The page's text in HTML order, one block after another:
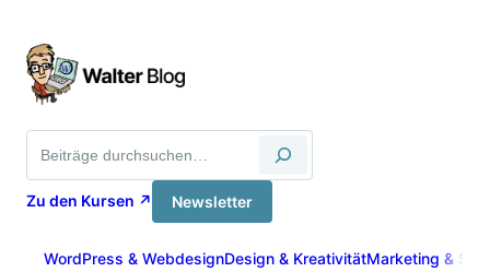
Inhalt
springen
Zu den Kursen ↗ Newsletter
WordPress & WebdesignDesign & KreativitätMarketing &